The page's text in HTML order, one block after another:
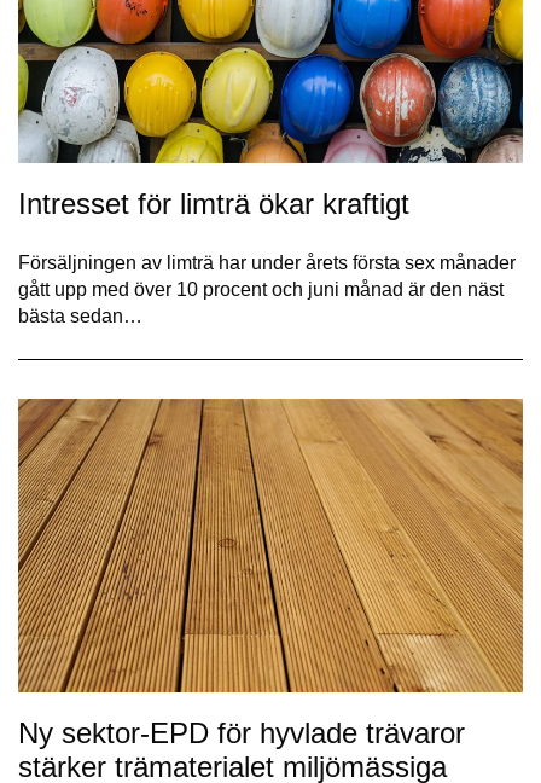
Intresset för limträ ökar kraftigt
Försäljningen av limträ har under årets första sex månader
gått upp med över 10 procent och juni månad är den näst
bästa sedan…
Ny sektor-EPD för hyvlade trävaror
stärker trämaterialet miljömässiga